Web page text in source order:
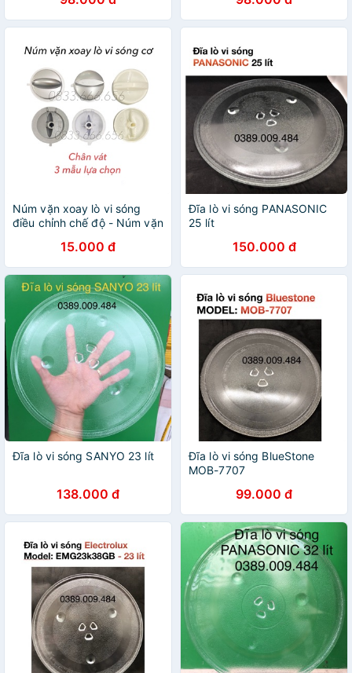
Núm vặn xoay lò vi sóng
điều chỉnh chế độ - Núm vặn
15.000 đ
Đĩa lò vi sóng PANASONIC
25 lít
150.000 đ
Đĩa lò vi sóng SANYO 23 lít
138.000 đ
Đĩa lò vi sóng BlueStone
MOB-7707
99.000 đ